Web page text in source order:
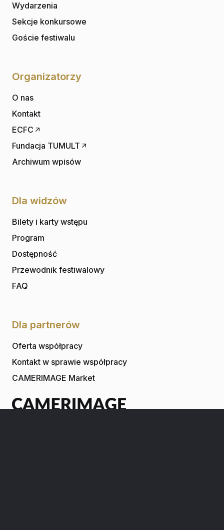
Wydarzenia
Sekcje konkursowe
Goście festiwalu
Organizatorzy
O nas
Kontakt
ECFC
Fundacja TUMULT
Archiwum wpisów
Dla widzów
Bilety i karty wstępu
Program
Dostępność
Przewodnik festiwalowy
FAQ
Dla partnerów
Oferta współpracy
Kontakt w sprawie współpracy
CAMERIMAGE Market